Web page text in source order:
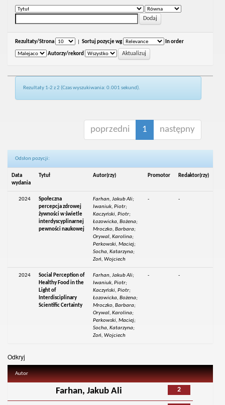
Rezultaty/Strona Sortuj pozycje wg In order
Autorzy/rekord
Rezultaty 1-2 z 2 (Czas wyszukiwania: 0.001 sekund).
poprzedni 1 następny
Odsłon pozycji:
Data
wydania
Tytuł Autor(rzy) Promotor Redaktor(rzy)
2024
Społeczna
percepcja zdrowej
żywności w świetle
interdyscyplinarnej
pewności naukowej
Farhan, Jakub Ali;
Iwaniuk, Piotr;
Kaczyński, Piotr;
Łozowicka, Bożena;
Mroczko, Barbara;
Orywal, Karolina;
Perkowski, Maciej;
Socha, Katarzyna;
Zoń, Wojciech
- -
2024
Social Perception of
Healthy Food in the
Light of
Interdisciplinary
Scientific Certainty
Farhan, Jakub Ali;
Iwaniuk, Piotr;
Kaczyński, Piotr;
Łozowicka, Bożena;
Mroczko, Barbara;
Orywal, Karolina;
Perkowski, Maciej;
Socha, Katarzyna;
Zoń, Wojciech
- -
Odkryj
Autor
2
Farhan, Jakub Ali